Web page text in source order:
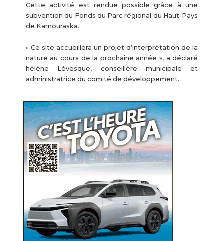
Cette activité est rendue possible grâce à une
subvention du Fonds du Parc régional du Haut-Pays
de Kamouraska.
« Ce site accueillera un projet d’interprétation de la
nature au cours de la prochaine année », a déclaré
hélène Lévesque, conseillère municipale et
administratrice du comité de développement.